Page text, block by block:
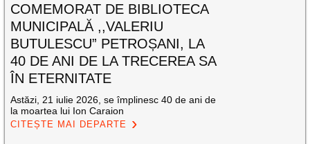
COMEMORAT DE BIBLIOTECA
MUNICIPALĂ ,,VALERIU
BUTULESCU” PETROȘANI, LA
40 DE ANI DE LA TRECEREA SA
ÎN ETERNITATE
Astăzi, 21 iulie 2026, se împlinesc 40 de ani de
la moartea lui Ion Caraion
CITEȘTE MAI DEPARTE